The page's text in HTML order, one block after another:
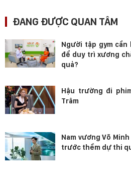
ĐANG ĐƯỢC QUAN TÂM
Người tập gym cần
để duy trì xương
quả?
Hậu trường đi
Trâm
Nam vương Võ
trước thềm dự thi